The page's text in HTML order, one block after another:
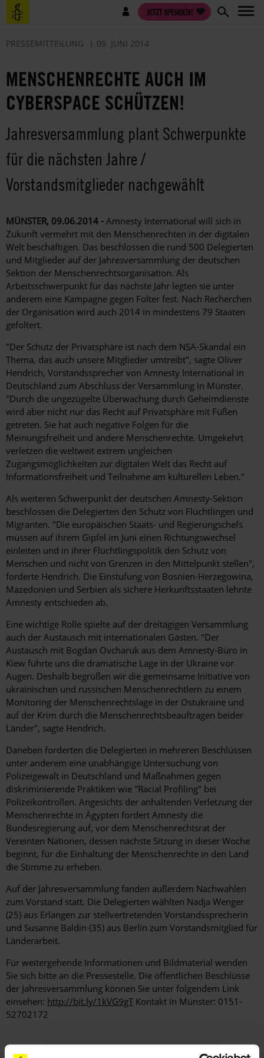
Direkt
zum
Benutzermenü JETZT SPENDEN!
PRESSEMITTEILUNG 09. JUNI 2014
MENSCHENRECHTE AUCH IM
CYBERSPACE SCHÜTZEN!
Jahresversammlung plant Schwerpunkte
für die nächsten Jahre /
Vorstandsmitglieder nachgewählt
MÜNSTER, 09.06.2014 - Amnesty International will sich in
Zukunft vermehrt mit den Menschenrechten in der digitalen
Welt beschäftigen. Das beschlossen die rund 500 Delegierten
und Mitglieder auf der Jahresversammlung der deutschen
Sektion der Menschenrechtsorganisation. Als
Arbeitsschwerpunkt für das nächste Jahr legten sie unter
anderem eine Kampagne gegen Folter fest. Nach Recherchen
der Organisation wird auch 2014 in mindestens 79 Staaten
gefoltert.
"Der Schutz der Privatsphäre ist nach dem NSA-Skandal ein
Thema, das auch unsere Mitglieder umtreibt", sagte Oliver
Hendrich, Vorstandssprecher von Amnesty International in
Deutschland zum Abschluss der Versammlung in Münster.
"Durch die ungezügelte Überwachung durch Geheimdienste
wird aber nicht nur das Recht auf Privatsphäre mit Füßen
getreten. Sie hat auch negative Folgen für die
Meinungsfreiheit und andere Menschenrechte. Umgekehrt
verletzen die weltweit extrem ungleichen
Zugangsmöglichkeiten zur digitalen Welt das Recht auf
Informationsfreiheit und Teilnahme am kulturellen Leben."
Als weiteren Schwerpunkt der deutschen Amnesty-Sektion
beschlossen die Delegierten den Schutz von Flüchtlingen und
Migranten. "Die europäischen Staats- und Regierungschefs
müssen auf ihrem Gipfel im Juni einen Richtungswechsel
einleiten und in ihrer Flüchtlingspolitik den Schutz von
Menschen und nicht von Grenzen in den Mittelpunkt stellen",
forderte Hendrich. Die Einstufung von Bosnien-Herzegowina,
Mazedonien und Serbien als sichere Herkunftsstaaten lehnte
Amnesty entschieden ab.
Eine wichtige Rolle spielte auf der dreitägigen Versammlung
auch der Austausch mit internationalen Gästen. "Der
Austausch mit Bogdan Ovcharuk aus dem Amnesty-Büro in
Kiew führte uns die dramatische Lage in der Ukraine vor
Augen. Deshalb begrüßen wir die gemeinsame Initiative von
ukrainischen und russischen Menschenrechtlern zu einem
Monitoring der Menschenrechtslage in der Ostukraine und
auf der Krim durch die Menschenrechtsbeauftragen beider
Länder", sagte Hendrich.
Daneben forderten die Delegierten in mehreren Beschlüssen
unter anderem eine unabhängige Untersuchung von
Polizeigewalt in Deutschland und Maßnahmen gegen
diskriminierende Praktiken wie "Racial Profiling" bei
Polizeikontrollen. Angesichts der anhaltenden Verletzung der
Menschenrechte in Ägypten fordert Amnesty die
Bundesregierung auf, vor dem Menschenrechtsrat der
Vereinten Nationen, dessen nächste Sitzung in dieser Woche
beginnt, für die Einhaltung der Menschenrechte in den Land
die Stimme zu erheben.
Auf der Jahresversammlung fanden außerdem Nachwahlen
zum Vorstand statt. Die Delegierten wählten Nadja Wenger
(25) aus Erlangen zur stellvertretenden Vorstandssprecherin
und Susanne Baldin (35) aus Berlin zum Vorstandsmitglied für
Länderarbeit.
Für weitergehende Informationen und Bildmaterial wenden
Sie sich bitte an die Pressestelle. Die öffentlichen Beschlüsse
der Jahresversammlung können Sie unter folgendem Link
einsehen: http://bit.ly/1kVG9gT Kontakt in Münster: 0151-
52702172